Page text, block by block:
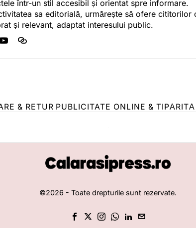
într-un stil accesibil și orientat spre informare.
sa editorială, urmărește să ofere cititorilor
și relevant, adaptat interesului public.
& RETUR PUBLICITATE ONLINE & TIPĂRITĂ
©2026 - Toate drepturile sunt rezervate.